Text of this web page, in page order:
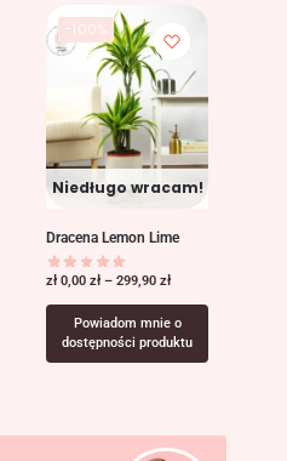
-100%
Niedługo wracam!
Dracena Lemon Lime
zł 0,00 zł – 299,90 zł
Powiadom mnie o
dostępności produktu